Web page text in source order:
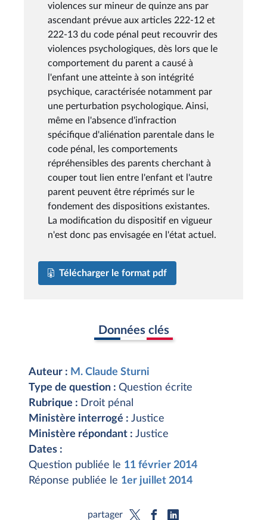
violences sur mineur de quinze ans par
ascendant prévue aux articles 222-12 et
222-13 du code pénal peut recouvrir des
violences psychologiques, dès lors que le
comportement du parent a causé à
l'enfant une atteinte à son intégrité
psychique, caractérisée notamment par
une perturbation psychologique. Ainsi,
même en l'absence d'infraction
spécifique d'aliénation parentale dans le
code pénal, les comportements
répréhensibles des parents cherchant à
couper tout lien entre l'enfant et l'autre
parent peuvent être réprimés sur le
fondement des dispositions existantes.
La modification du dispositif en vigueur
n'est donc pas envisagée en l'état actuel.
Télécharger le format pdf
Données clés
Auteur : M. Claude Sturni
Type de question : Question écrite
Rubrique : Droit pénal
Ministère interrogé : Justice
Ministère répondant : Justice
Dates :
Question publiée le 11 février 2014
Réponse publiée le 1er juillet 2014
partager